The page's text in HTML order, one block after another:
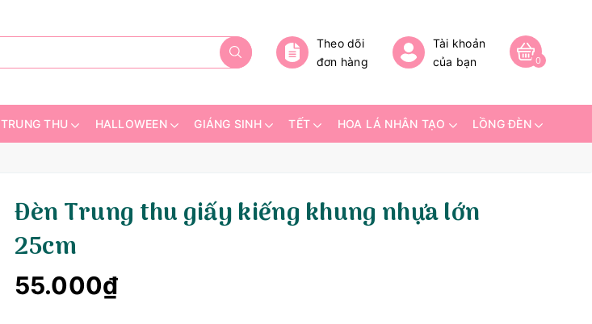
Theo dõi
đơn hàng
Tài khoản
của bạn
0
TRUNG THU HALLOWEEN GIÁNG SINH TẾT HOA LÁ NHÂN TẠO LỒNG ĐÈN
Đèn Trung thu giấy kiếng khung nhựa lớn
25cm
55.000₫